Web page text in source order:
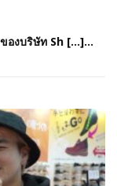
องบริษัท Sh […]...